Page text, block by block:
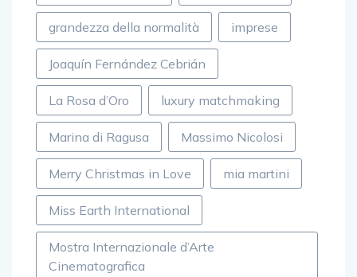
grandezza della normalità imprese
Joaquín Fernández Cebrián
La Rosa d’Oro luxury matchmaking
Marina di Ragusa Massimo Nicolosi
Merry Christmas in Love mia martini
Miss Earth International
Mostra Internazionale d’Arte
Cinematografica